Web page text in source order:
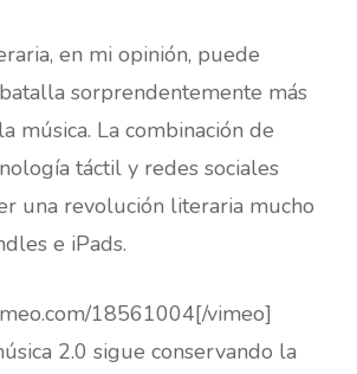
en mi opinión, puede
sorprendentemente más
música. La combinación de
táctil y redes sociales
una revolución literaria mucho
e iPads.
18561004[/vimeo]
2.0 sigue conservando la